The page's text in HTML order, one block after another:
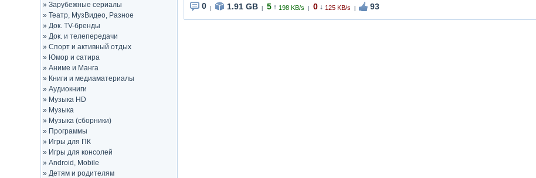
» Зарубежные сериалы
» Театр, МузВидео, Разное
» Док. TV-бренды
» Док. и телепередачи
» Спорт и активный отдых
» Юмор и сатира
» Аниме и Манга
» Книги и медиаматериалы
» Аудиокниги
» Музыка HD
» Музыка
» Музыка (сборники)
» Программы
» Игры для ПК
» Игры для консолей
» Android, Mobile
» Детям и родителям
0 1.91 GB 5 ↑ 198 KB/s 0 ↓ 125 KB/s 93